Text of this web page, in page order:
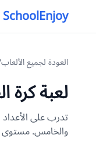
SchoolEnjoy
العودة لجميع الألعاب
لعبة كرة
تدرب على
والخامس.